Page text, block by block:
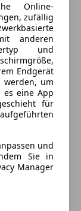
Online-
zufällig
anderen
und
Endgerät
werden, um
es eine App
für
und
Sie in
Manager